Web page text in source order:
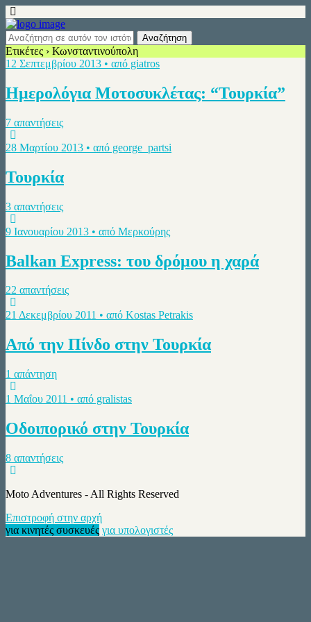
Ετικέτες › Κωνσταντινούπολη
12 Σεπτεμβρίου 2013 • από giatros
Ημερολόγια Μοτοσυκλέτας: “Τουρκία”
7 απαντήσεις
28 Μαρτίου 2013 • από george_partsi
Τουρκία
3 απαντήσεις
9 Ιανουαρίου 2013 • από Μερκούρης
Balkan Express: του δρόμου η χαρά
22 απαντήσεις
21 Δεκεμβρίου 2011 • από Kostas Petrakis
Από την Πίνδο στην Τουρκία
1 απάντηση
1 Μαΐου 2011 • από gralistas
Οδοιπορικό στην Τουρκία
8 απαντήσεις
Moto Adventures - All Rights Reserved
Επιστροφή στην αρχή
για κινητές συσκευές για υπολογιστές